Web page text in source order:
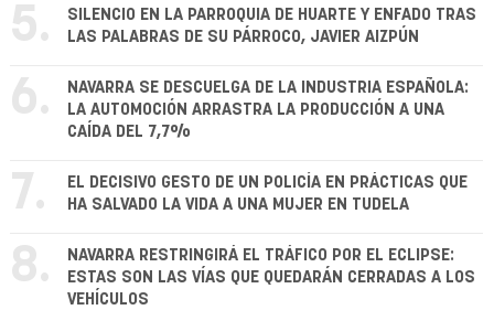
5.
SILENCIO EN LA PARROQUIA DE HUARTE Y ENFADO TRAS
LAS PALABRAS DE SU PÁRROCO, JAVIER AIZPÚN
6.
NAVARRA SE DESCUELGA DE LA INDUSTRIA ESPAÑOLA:
LA AUTOMOCIÓN ARRASTRA LA PRODUCCIÓN A UNA
CAÍDA DEL 7,7%
7.
EL DECISIVO GESTO DE UN POLICÍA EN PRÁCTICAS QUE
HA SALVADO LA VIDA A UNA MUJER EN TUDELA
8.
NAVARRA RESTRINGIRÁ EL TRÁFICO POR EL ECLIPSE:
ESTAS SON LAS VÍAS QUE QUEDARÁN CERRADAS A LOS
VEHÍCULOS